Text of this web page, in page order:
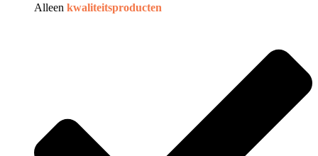
Alleen kwaliteitsproducten